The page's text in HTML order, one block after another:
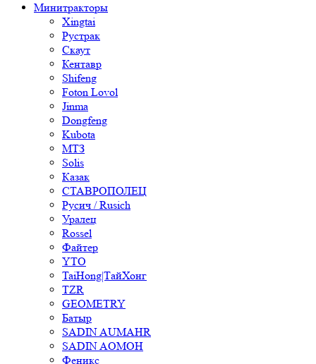
Минитракторы
Xingtai
Рустрак
Скаут
Кентавр
Shifeng
Foton Lovol
Jinma
Dongfeng
Kubota
МТЗ
Solis
Казак
СТАВРОПОЛЕЦ
Русич / Rusich
Уралец
Rossel
Файтер
YTO
TaiHong|ТайХонг
TZR
GEOMETRY
Батыр
SADIN AUMAHR
SADIN AOMOH
Феникс